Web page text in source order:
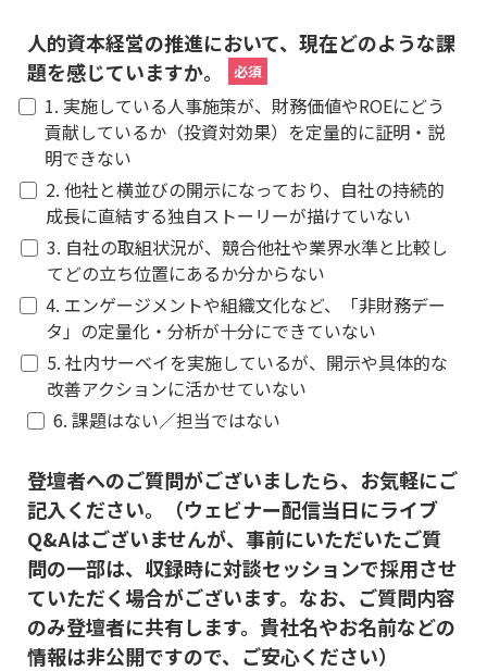
人的資本経営の推進において、現在どのような課
題を感じていますか。
1. 実施している人事施策が、財務価値やROEにどう
貢献しているか（投資対効果）を定量的に証明・説
明できない
2. 他社と横並びの開示になっており、自社の持続的
成長に直結する独自ストーリーが描けていない
3. 自社の取組状況が、競合他社や業界水準と比較し
てどの立ち位置にあるか分からない
4. エンゲージメントや組織文化など、「非財務デー
タ」の定量化・分析が十分にできていない
5. 社内サーベイを実施しているが、開示や具体的な
改善アクションに活かせていない
6. 課題はない／担当ではない
登壇者へのご質問がございましたら、お気軽にご
記入ください。（ウェビナー配信当日にライブ
Q&Aはございませんが、事前にいただいたご質
問の一部は、収録時に対談セッションで採用させ
ていただく場合がございます。なお、ご質問内容
のみ登壇者に共有します。貴社名やお名前などの
情報は非公開ですので、ご安心ください）